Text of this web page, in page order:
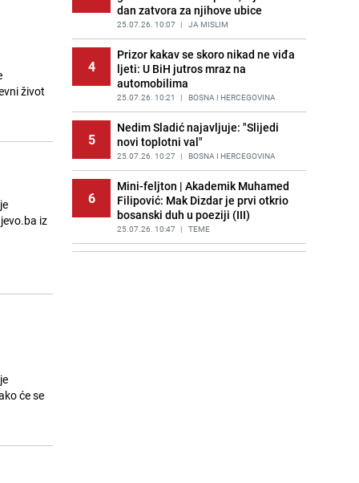
život
iz
će se
Borba trajala satima: Pogledajte
'grdosiju' od skoro tri metra koju su
braća izvukla iz mora
PRIJE 2 DANA | SVIJET
Gosti iz Njemačke napravili požar u
apartmanu u Istri, vlasniku se
smijali i pokazivali srednji prst
PRIJE 1 DAN | REGIJA
dan zatvora za njihove ubice
25.07.26. 10:07 | JA MISLIM
4
Prizor kakav se skoro nikad ne viđa
ljeti: U BiH jutros mraz na
automobilima
25.07.26. 10:21 | BOSNA I HERCEGOVINA
5
Nedim Sladić najavljuje: "Slijedi
novi toplotni val"
25.07.26. 10:27 | BOSNA I HERCEGOVINA
6
Mini-feljton | Akademik Muhamed
Filipović: Mak Dizdar je prvi otkrio
bosanski duh u poeziji (III)
25.07.26. 10:47 | TEME